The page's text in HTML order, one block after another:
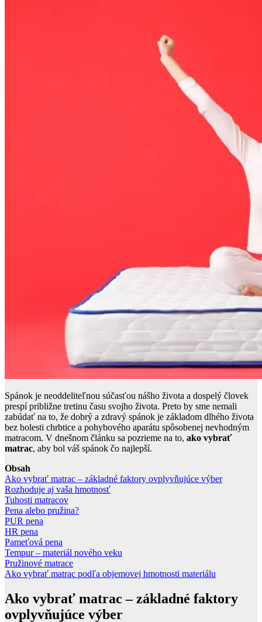
Spánok je neoddeliteľnou súčasťou nášho života a dospelý človek
prespí približne tretinu času svojho života. Preto by sme nemali
zabúdať na to, že dobrý a zdravý spánok je základom dlhého života
bez bolesti chrbtice a pohybového aparátu spôsobenej nevhodným
matracom. V dnešnom článku sa pozrieme na to, ako vybrať
matrac, aby bol váš spánok čo najlepší.
Obsah
Ako vybrať matrac – základné faktory ovplyvňujúce výber
Rozhoduje aj vaša hmotnosť
Tuhosti matracov
Pena alebo pružina?
PUR pena
HR pena
Pameťová pena
Tempur – materiál nového veku
Pružinové matrace
Ako vybrať matrac podľa objemovej hmotnosti materiálu
Ako vybrať matrac – základné faktory
ovplyvňujúce výber